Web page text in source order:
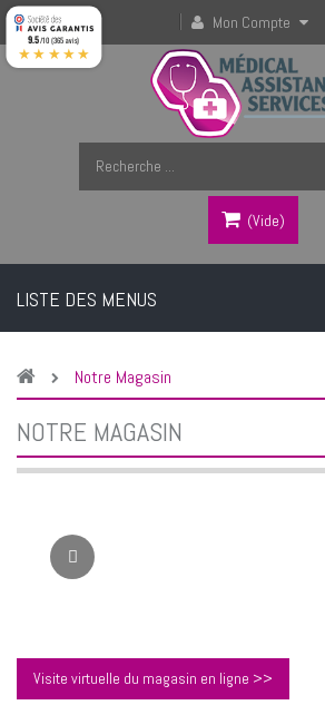
Mon Compte
(vide)
LISTE DES MENUS
Notre Magasin
NOTRE MAGASIN
Visite virtuelle du magasin en ligne >>
9.5/10 (365 avis)
★★★★★